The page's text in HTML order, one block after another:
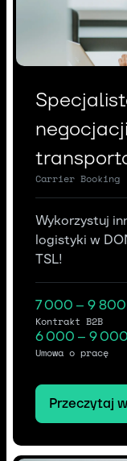
Carrier Booking
Wykorzystuj
logistyki w
TSL!
7 000 – 9 800
Kontrakt B2B
6 000 – 9 000
Umowa o pracę
Przeczytaj